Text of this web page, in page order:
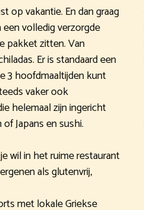
op vakantie. En dan graag
volledig verzorgde
pakket zitten. Van
Er is standaard een
3 hoofdmaaltijden kunt
vaker ook
helemaal zijn ingericht
Japans en sushi.
wil in het ruime restaurant
als glutenvrij,
met lokale Griekse